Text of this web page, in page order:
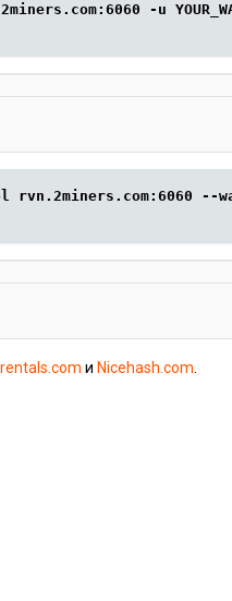
-u
--
и Nicehash.com